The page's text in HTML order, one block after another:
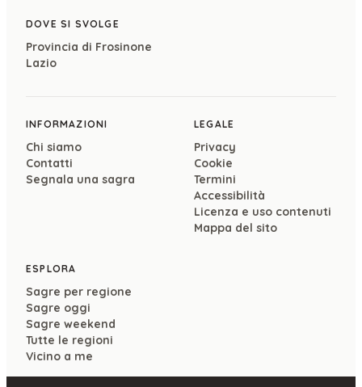
DOVE SI SVOLGE
Provincia di Frosinone
Lazio
INFORMAZIONI
Chi siamo
Contatti
Segnala una sagra
LEGALE
Privacy
Cookie
Termini
Accessibilità
Licenza e uso contenuti
Mappa del sito
ESPLORA
Sagre per regione
Sagre oggi
Sagre weekend
Tutte le regioni
Vicino a me